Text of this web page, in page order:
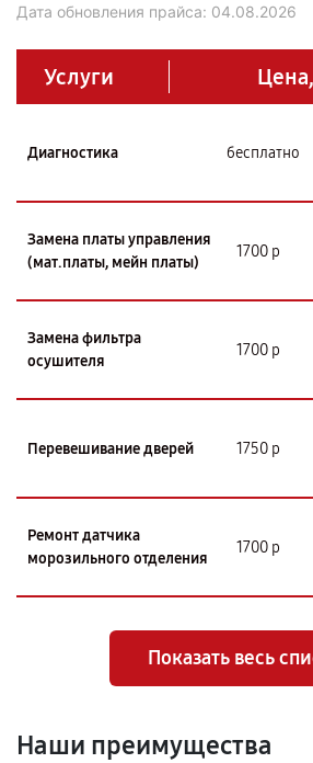
Дата обновления прайса: 04.08.2026
Услуги
Диагностика бесплатно
Замена платы управления
(мат.платы, мейн платы)
1700 р
Замена фильтра
осушителя
1700 р
Перевешивание дверей 1750 р
Ремонт датчика
морозильного отделения
1700 р
Показать весь
Наши преимущества